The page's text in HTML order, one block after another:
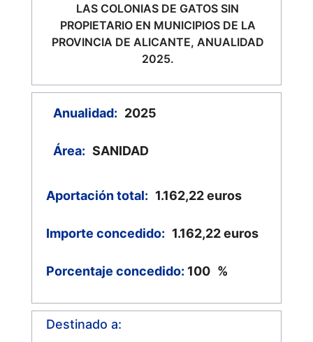
LAS COLONIAS DE GATOS SIN
PROPIETARIO EN MUNICIPIOS DE LA
PROVINCIA DE ALICANTE, ANUALIDAD
2025.
Anualidad: 2025
Área: SANIDAD
Aportación total: 1.162,22 euros
Importe concedido: 1.162,22 euros
Porcentaje concedido: 100 %
Destinado a: